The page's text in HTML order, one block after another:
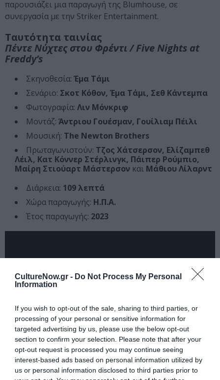
CultureNow.gr - Do Not Process My Personal
Information
If you wish to opt-out of the sale, sharing to third parties, or
processing of your personal or sensitive information for
targeted advertising by us, please use the below opt-out
section to confirm your selection. Please note that after your
opt-out request is processed you may continue seeing
interest-based ads based on personal information utilized by
us or personal information disclosed to third parties prior to
παρουσιάζει μια παραγωγή της Blumhouse, σε
συνεργασία με την Striker Entertainment.
Ταυτότητα ταινίας
Πέντε Νύχτες στου Φρέντι / Five Nights at
Freddy’s
Σκηνοθεσία: Έμα Τάμι
Σενάριο: Σκοτ Κόθον, Έμα Τάμι, Σεθ Κάντεμπα
Φωτογραφία: Λιν Μόνκριφ
Μοντάζ: Άντριου Γουέσμαν, Γουίλιαμ Πέιλι
Μουσική: The Newton Brothers
Πρωταγωνιστούν: Τζος Χάτσερσον, Ελίζαμπεθ
Λέιλ, Κατ Κόννερ Στέρλινγκ, Πάιπερ Ρούμπιο,
Μαίρη Στιούαρτ Μάστερσον και Μάθιου Λίλαρντ
Διάρκεια: 109 λεπτά
Χώρα παραγωγής: H.Π.Α.
Έτος παραγωγής: 2023
Ταυτότητα